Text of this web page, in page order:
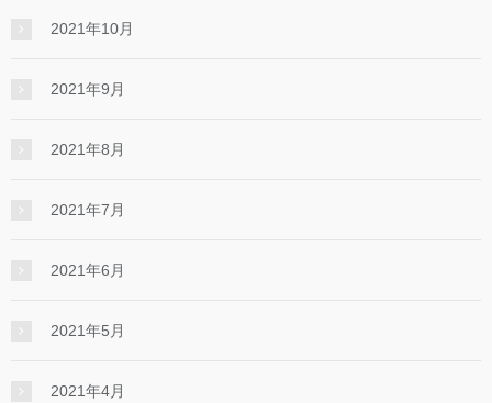
2021年10月
2021年9月
2021年8月
2021年7月
2021年6月
2021年5月
2021年4月